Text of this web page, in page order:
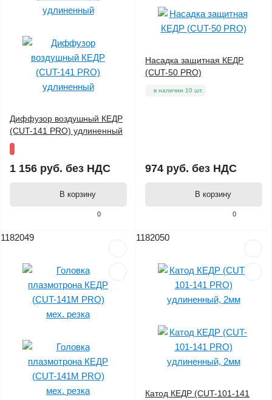
0
Диффузор воздушный КЕДР
(CUT-141 PRO) удлиненный
1 156 руб. без НДС
В корзину
0
Насадка защитная КЕДР
(CUT-50 PRO)
в наличии 10 шт.
974 руб. без НДС
В корзину
1182049 1182050
Катод КЕДР (CUT-101-141